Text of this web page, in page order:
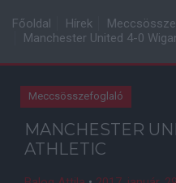
Főoldal Hírek
Manchester United 4-0
Meccsösszefoglaló
MANCHESTER
ATHLETIC